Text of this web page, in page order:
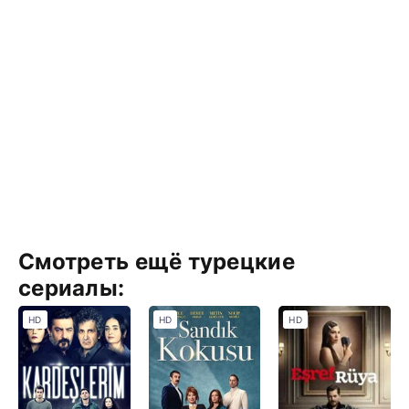
Смотреть ещё турецкие
сериалы:
HD HD HD